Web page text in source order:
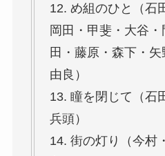
12. め組のひと（石
岡田・甲斐・大谷
田・藤原・森下・矢
由良）
13. 瞳を閉じて（石
兵頭）
14. 街の灯り（今村